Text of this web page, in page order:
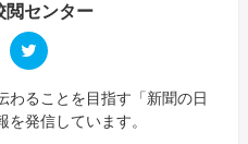
閲センター
わることを目指す「新聞の日
を発信しています。